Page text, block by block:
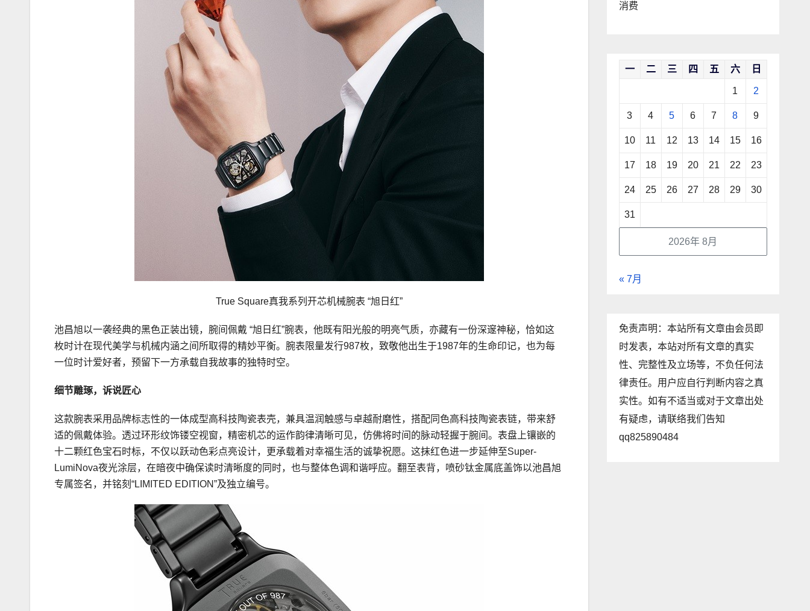
True Square真我系列开芯机械腕表 “旭日红”
池昌旭以一袭经典的黑色正装出镜，腕间佩戴 “旭日红”腕表，他既有阳光般的明亮气质，亦藏有一份深邃神秘，恰如这
枚时计在现代美学与机械内涵之间所取得的精妙平衡。腕表限量发行987枚，致敬他出生于1987年的生命印记，也为每
一位时计爱好者，预留下一方承载自我故事的独特时空。
细节雕琢，诉说匠心
这款腕表采用品牌标志性的一体成型高科技陶瓷表壳，兼具温润触感与卓越耐磨性，搭配同色高科技陶瓷表链，带来舒
适的佩戴体验。透过环形纹饰镂空视窗，精密机芯的运作韵律清晰可见，仿佛将时间的脉动轻握于腕间。表盘上镶嵌的
十二颗红色宝石时标，不仅以跃动色彩点亮设计，更承载着对幸福生活的诚挚祝愿。这抹红色进一步延伸至Super-
LumiNova夜光涂层，在暗夜中确保读时清晰度的同时，也与整体色调和谐呼应。翻至表背，喷砂钛金属底盖饰以池昌旭
专属签名，并铭刻“LIMITED EDITION”及独立编号。
消费
2026年 8月
一 二 三 四 五 六 日
1 2
3 4 5 6 7 8 9
10 11 12 13 14 15 16
17 18 19 20 21 22 23
24 25 26 27 28 29 30
31
« 7月
免责声明：本站所有文章由会员即
时发表，本站对所有文章的真实
性、完整性及立场等，不负任何法
律责任。用户应自行判断内容之真
实性。如有不适当或对于文章出处
有疑虑，请联络我们告知
qq825890484